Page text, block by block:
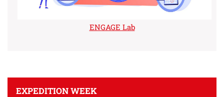
ENGAGE Lab
EXPEDITION WEEK